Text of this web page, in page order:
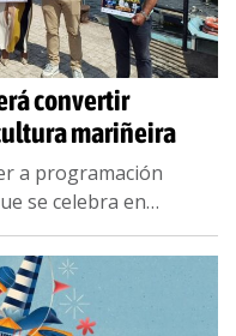
convertir
mariñeira
a programación
se celebra en
Unha cita que, como...